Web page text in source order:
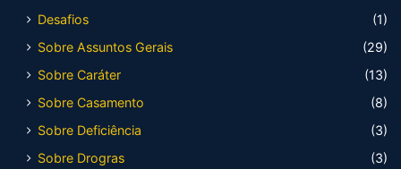
Desafios
(1)
Sobre Assuntos Gerais
(29)
Sobre Caráter
(13)
Sobre Casamento
(8)
Sobre Deficiência
(3)
Sobre Drogras
(3)